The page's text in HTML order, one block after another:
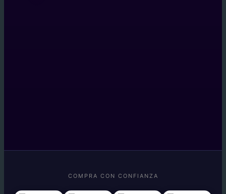
COMPRA CON CONFIANZA